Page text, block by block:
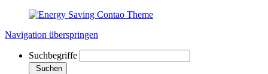
Navigation überspringen
Suchbegriffe
Suchen